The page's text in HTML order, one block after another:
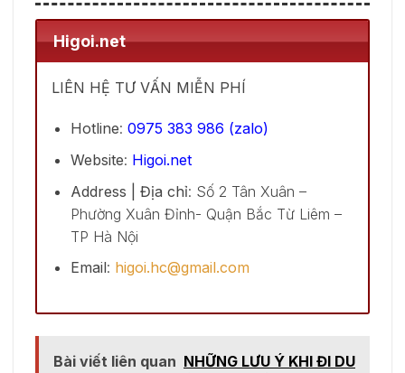
Higoi.net
LIÊN HỆ TƯ VẤN MIỄN PHÍ
Hotline: 0975 383 986 (zalo)
Website: Higoi.net
Address | Địa chỉ: Số 2 Tân Xuân –
Phường Xuân Đỉnh- Quận Bắc Từ Liêm –
TP Hà Nội
Email: higoi.hc@gmail.com
Bài viết liên quan NHỮNG LƯU Ý KHI ĐI DU